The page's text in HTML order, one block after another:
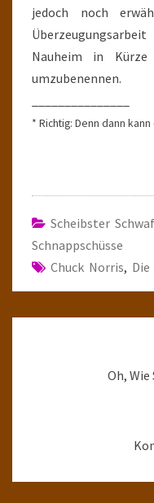
jedoch noch
Nauheim in
umzubenennen.
* Richtig: Denn dann
Scheibster
Schnappschüsse
Chuck Norris,
Oh,